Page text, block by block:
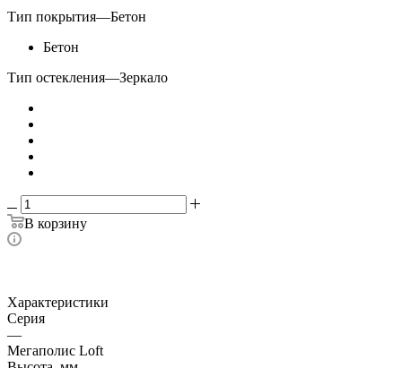
Тип покрытия—Бетон
Бетон
Тип остекления—Зеркало
В корзину
Характеристики
Серия
—
Мегаполис Loft